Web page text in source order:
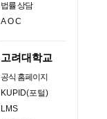
법률 상담
AOC
고려대학교
공식 홈페이지
KUPID(포털)
LMS